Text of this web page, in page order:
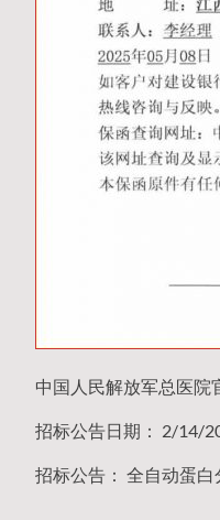
中国人民解放军总医院
招标公告日期： 2/14/
招标公告： 全自动蛋